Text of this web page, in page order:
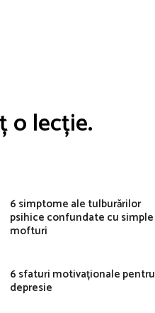
o lecție.
6 simptome ale tulburărilor
psihice confundate cu simple
mofturi
6 sfaturi motivaționale pentru
depresie